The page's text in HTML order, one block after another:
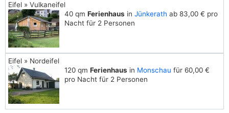
Eifel » Vulkaneifel
40 qm Ferienhaus in Jünkerath ab 83,00 € pro
Nacht für 2 Personen
Eifel » Nordeifel
120 qm Ferienhaus in Monschau für 60,00 €
pro Nacht für 2 Personen